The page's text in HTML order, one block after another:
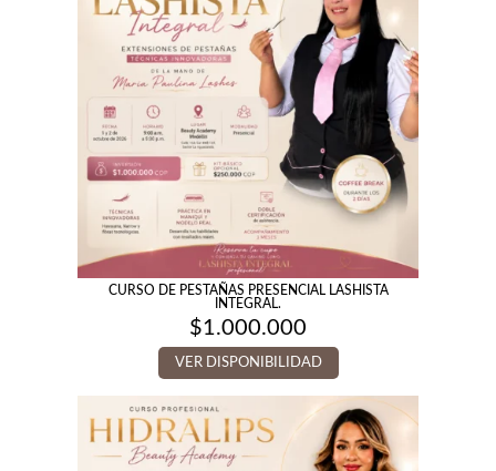
CURSO DE PESTAÑAS PRESENCIAL LASHISTA
INTEGRAL.
$1.000.000
VER DISPONIBILIDAD